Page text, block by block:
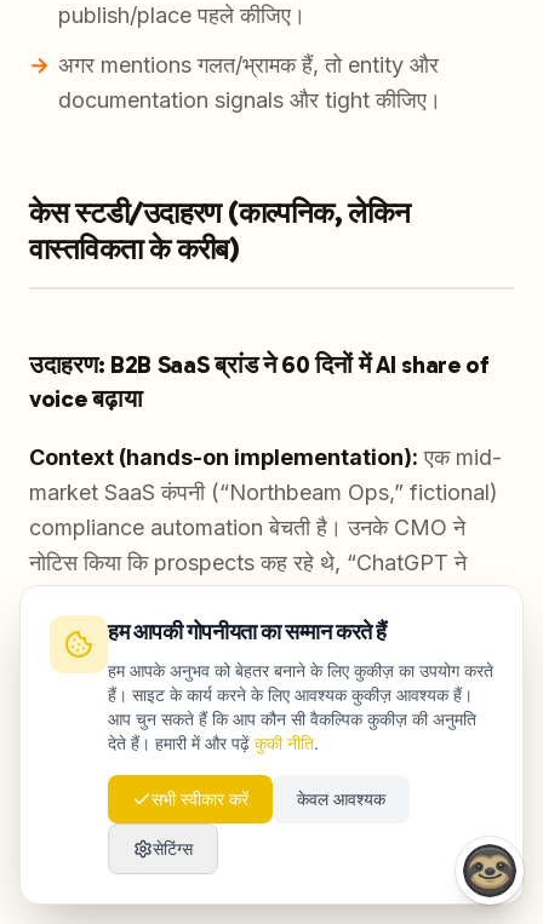
publish/place पहले कीजिए।
अगर mentions गलत/भ्रामक हैं, तो entity और
documentation signals और tight कीजिए।
केस स्टडी/उदाहरण (काल्पनिक, लेकिन
वास्तविकता के करीब)
उदाहरण: B2B SaaS ब्रांड ने 60 दिनों में AI share of
voice बढ़ाया
Context (hands-on implementation): एक mid-
market SaaS कंपनी (“Northbeam Ops,” fictional)
compliance automation बेचती है। उनके CMO ने
नोटिस किया कि prospects कह रहे थे, “ChatGPT ने
organic rankings लगभग बराबर थे।
Baseline (week 0):
Prompt set: 60 queries—“compliance
automation,” “SOC 2 workflows,” और
“vendor comparisons” पर
Results:
हम आपकी गोपनीयता का सम्मान करते हैं
हम आपके अनुभव को बेहतर बनाने के लिए कुकीज़ का उपयोग करते
हैं। साइट के कार्य करने के लिए आवश्यक कुकीज़ आवश्यक हैं।
आप चुन सकते हैं कि आप कौन सी वैकल्पिक कुकीज़ की अनुमति
देते हैं। हमारी में और पढ़ें कुकी नीति.
सभी स्वीकार करें केवल आवश्यक
सेटिंग्स